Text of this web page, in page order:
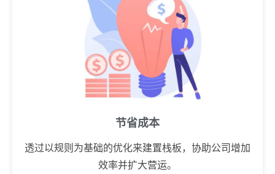
节省成本
透过以规则为基础的优化来建置栈板，协助公司增加
效率并扩大营运。